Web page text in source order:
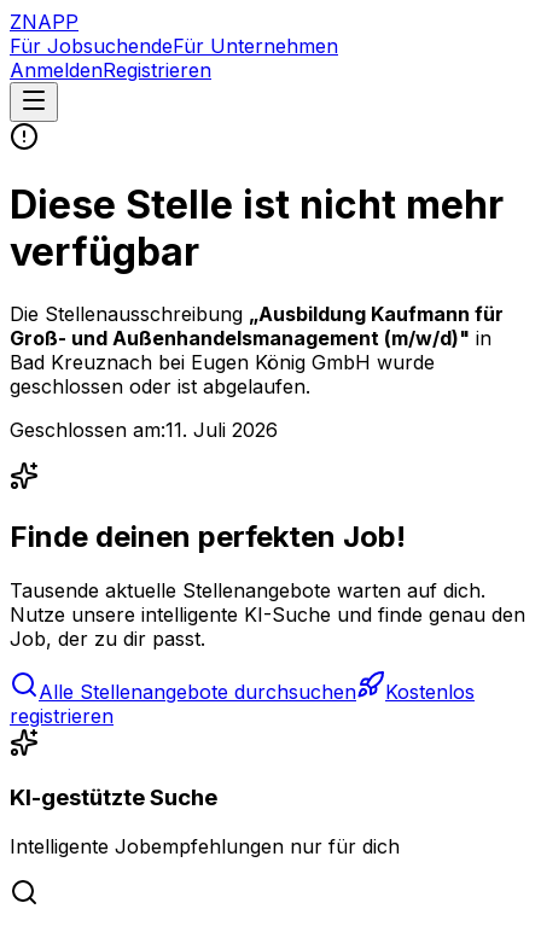
ZNAPP
Für JobsuchendeFür Unternehmen
AnmeldenRegistrieren
Diese Stelle ist nicht mehr
verfügbar
Die Stellenausschreibung „Ausbildung Kaufmann für
Groß- und Außenhandelsmanagement (m/w/d)" in
Bad Kreuznach bei Eugen König GmbH wurde
geschlossen oder ist abgelaufen.
Geschlossen am:11. Juli 2026
Finde deinen perfekten Job!
Tausende aktuelle Stellenangebote warten auf dich.
Nutze unsere intelligente KI-Suche und finde genau den
Job, der zu dir passt.
Alle Stellenangebote durchsuchen
Kostenlos
registrieren
KI-gestützte Suche
Intelligente Jobempfehlungen nur für dich